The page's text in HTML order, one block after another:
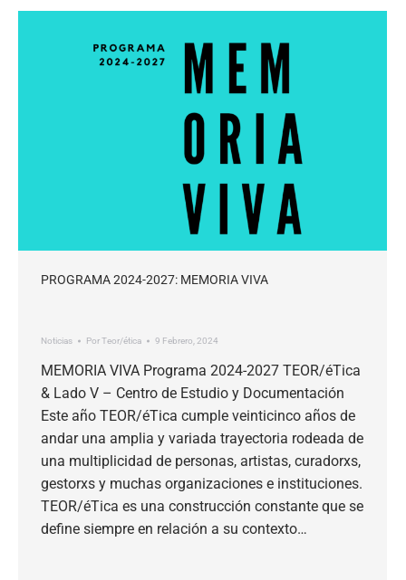
PROGRAMA 2024-2027: MEMORIA VIVA
Noticias PorTeor/ética 9 Febrero, 2024
MEMORIA VIVA Programa 2024-2027 TEOR/éTica
& Lado V – Centro de Estudio y Documentación
Este año TEOR/éTica cumple veinticinco años de
andar una amplia y variada trayectoria rodeada de
una multiplicidad de personas, artistas, curadorxs,
gestorxs y muchas organizaciones e instituciones.
TEOR/éTica es una construcción constante que se
define siempre en relación a su contexto…